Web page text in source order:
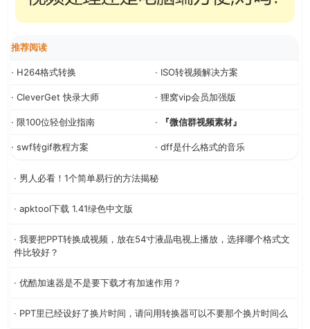
推荐阅读
· H264格式转换 · ISO转视频解决方案
· CleverGet 快录大师 · 狸窝vip会员加强版
· 限100位轻创业指南 · 『微信群视频素材』
· swf转gif教程方案 · dff是什么格式的音乐
· 男人必看！1个简单易行的方法揭秘
· apktool下载 1.41绿色中文版
· 我要把PPT转换成视频，放在54寸液晶电视上播放，选择哪个格式文
件比较好？
· 优酷加速器是不是要下载才有加速作用？
· PPT里已经设好了换片时间，请问用转换器可以不要那个换片时间么